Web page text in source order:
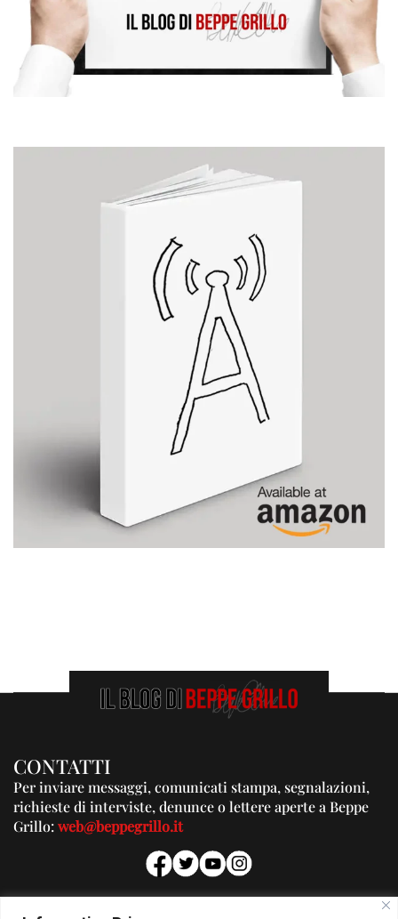
CONTATTI
Per inviare messaggi, comunicati stampa, segnalazioni,
richieste di interviste, denunce o lettere aperte a Beppe
Grillo:web@beppegrillo.it